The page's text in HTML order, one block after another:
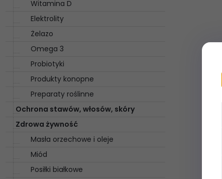
Witamina D
Elektrolity
Żelazo
Omega 3
Probiotyki
Produkty konopne
Preparaty roślinne
Ochrona stawów, włosów, skóry
Zdrowa żywność
Masła orzechowe i oleje
Miód
Posiłki białkowe